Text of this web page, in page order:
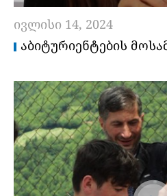
ივლისი 14, 2024
ᲐᲑᲘᲢᲣᲠᲘᲔᲜᲢᲔᲑᲘᲡ